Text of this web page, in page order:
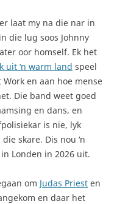
laat my na die nar in
die lug soos Johnny
oor homself. Ek het
uit ‘n warm land speel
en aan hoe mense
Die band weet goed
en dans, en
is nie, lyk
skare. Dis nou ‘n
Londen in 2026 uit.
om Judas Priest en
en daar het